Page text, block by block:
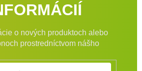
o nových produktoch alebo
prostredníctvom nášho